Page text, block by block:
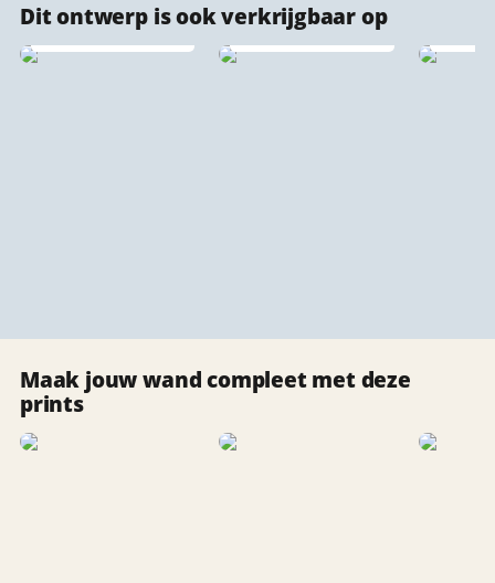
Dit ontwerp is ook verkrijgbaar op
Maak jouw wand compleet met deze
prints